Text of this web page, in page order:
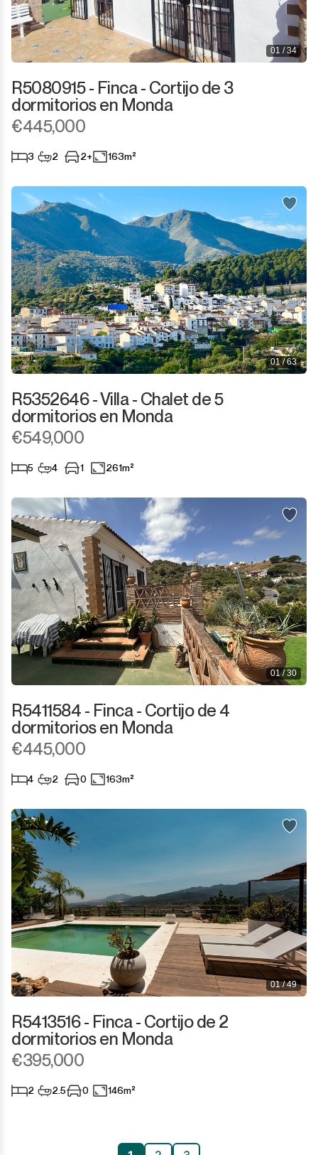
01 / 34
R5080915 - Finca - Cortijo de 3
dormitorios en Monda
€445,000
3 2 2+ 163m²
01 / 63
R5352646 - Villa - Chalet de 5
dormitorios en Monda
€549,000
5 4 1 261m²
01 / 30
R5411584 - Finca - Cortijo de 4
dormitorios en Monda
€445,000
4 2 0 163m²
01 / 49
R5413516 - Finca - Cortijo de 2
dormitorios en Monda
€395,000
2 2.5 0 146m²